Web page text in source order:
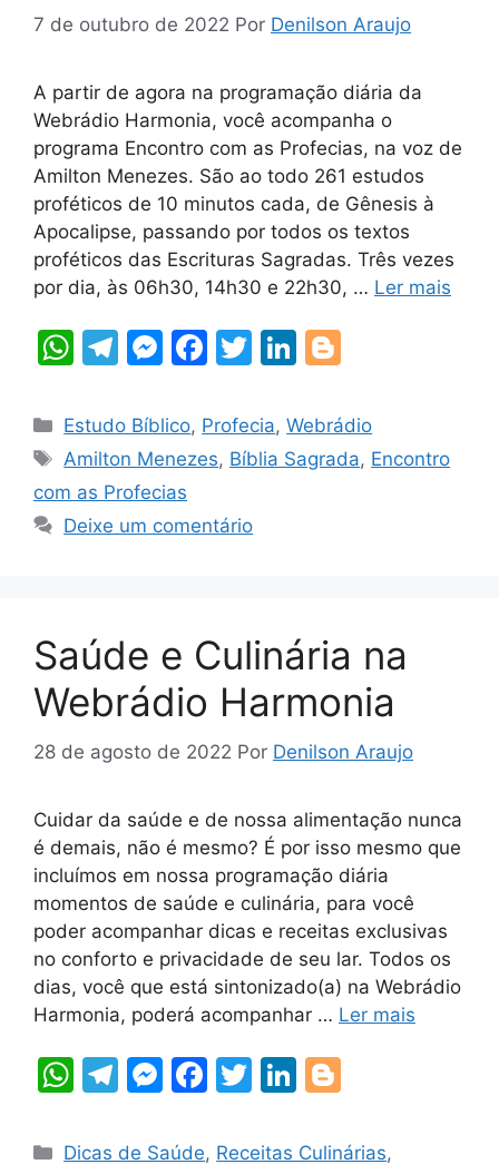
7 de outubro de 2022 Por Denilson Araujo
A partir de agora na programação diária da
Webrádio Harmonia, você acompanha o
programa Encontro com as Profecias, na voz de
Amilton Menezes. São ao todo 261 estudos
proféticos de 10 minutos cada, de Gênesis à
Apocalipse, passando por todos os textos
proféticos das Escrituras Sagradas. Três vezes
por dia, às 06h30, 14h30 e 22h30, … Ler mais
W
at
s
A
p
T
e
gr
a
m
M
s
s
e
n
F
c
e
o
T
itt
er
Li
k
e
g
g
Categorias
Estudo Bíblico, Profecia,Webrádio
Tags
Amilton Menezes, Bíblia Sagrada, Encontro
com as Profecias
Deixe um comentário
Saúde e Culinária na
Webrádio Harmonia
28 de agosto de 2022 Por Denilson Araujo
Cuidar da saúde e de nossa alimentação nunca
é demais, não é mesmo? É por isso mesmo que
incluímos em nossa programação diária
momentos de saúde e culinária, para você
poder acompanhar dicas e receitas exclusivas
no conforto e privacidade de seu lar. Todos os
dias, você que está sintonizado(a) na Webrádio
Harmonia, poderá acompanhar … Ler mais
W
at
T
e
M
s
F
c
T
itt
Li
k g
Categorias
Dicas de Saúde, Receitas Culinárias,